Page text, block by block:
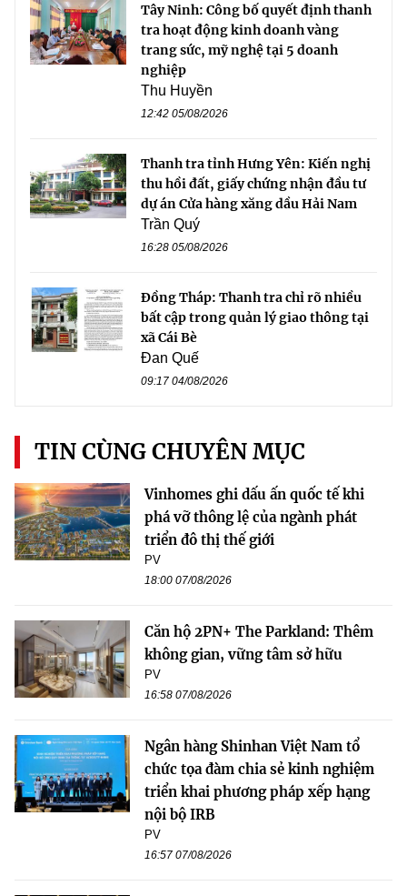
Tây Ninh: Công bố quyết định thanh
tra hoạt động kinh doanh vàng
trang sức, mỹ nghệ tại 5 doanh
nghiệp
Thu Huyền
12:42 05/08/2026
Thanh tra tỉnh Hưng Yên: Kiến nghị
thu hồi đất, giấy chứng nhận đầu tư
dự án Cửa hàng xăng dầu Hải Nam
Trần Quý
16:28 05/08/2026
Đồng Tháp: Thanh tra chỉ rõ nhiều
bất cập trong quản lý giao thông tại
xã Cái Bè
Đan Quế
09:17 04/08/2026
TIN CÙNG CHUYÊN MỤC
Vinhomes ghi dấu ấn quốc tế khi
phá vỡ thông lệ của ngành phát
triển đô thị thế giới
PV
18:00 07/08/2026
Căn hộ 2PN+ The Parkland: Thêm
không gian, vững tâm sở hữu
PV
16:58 07/08/2026
Ngân hàng Shinhan Việt Nam tổ
chức tọa đàm chia sẻ kinh nghiệm
triển khai phương pháp xếp hạng
nội bộ IRB
PV
16:57 07/08/2026